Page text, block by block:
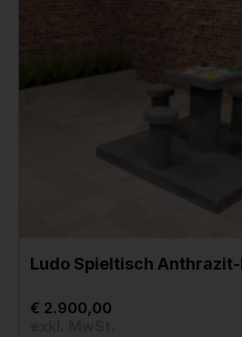
Ludo Spieltisch
€ 2.900,00